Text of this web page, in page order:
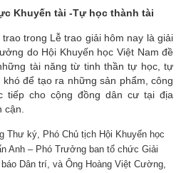
Khuyến tài -Tự học thành tài
trong Lễ trao giải hôm nay là giải
do Hội Khuyến học Việt Nam đề
tài năng từ tinh thần tự học, tự
để tạo ra những sản phẩm, công
tiếp cho cộng đồng dân cư tại địa
Thư ký, Phó Chủ tịch Hội Khuyến học
Anh – Phó Trưởng ban tổ chức Giải
Dân trí, và Ông Hoàng Việt Cường,